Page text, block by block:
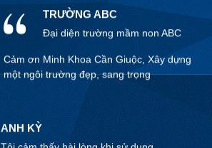
Đại diện trường mầm non ABC
Cảm ơn Minh Khoa Cần Giuộc, Xây dựng
một ngôi trường đẹp, sang trọng
ANH KỲ
Tôi cảm thấy hài lòng khi sử dụng
dịch vụ tại đây .